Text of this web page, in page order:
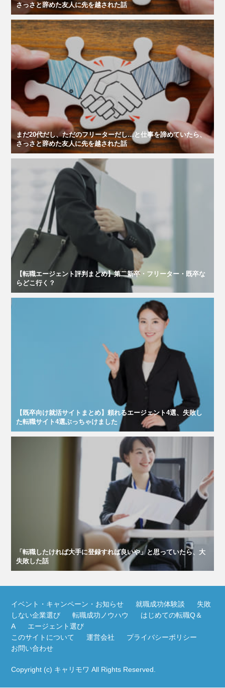
さっさと辞めた友人に先を越された話
まだ20代だし、ただのフリーターだし…と仕事を諦めていたら、
さっさと辞めた友人に先を越された話
【転職エージェント評判まとめ】第二新卒・フリーター・既卒な
らどこ行く？
【既卒向け就活サイトまとめ】頼れるエージェント4選、失敗し
た転職サイト4選ぶっちゃけました
「転職したければ大手に登録すれば良いや」と思っていたら、大
失敗した話
イベント・キャンペーン・お知らせ 就職成功体験談
失敗
しない企業選び
転職成功ノウハウ
はじめての転職Q＆
A
エージェント選び
このサイトについて
運営会社
プライバシーポリシー
お問い合わせ
Copyright (c) キャリモワ All Rights Reserved.